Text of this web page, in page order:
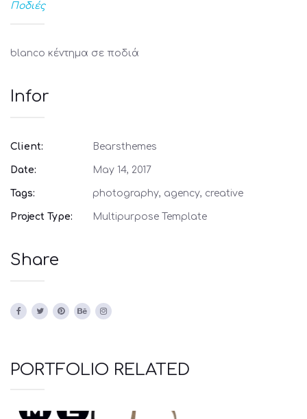
Ποδιές
blanco κέντημα σε ποδιά
Infor
Client: Bearsthemes
Date: May 14, 2017
Tags: photography, agency, creative
Project Type: Multipurpose Template
Share
PORTFOLIO RELATED